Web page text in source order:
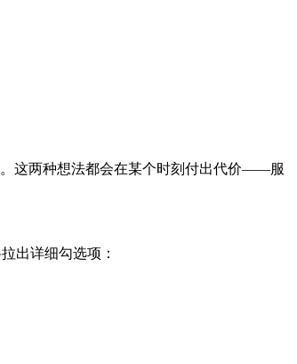
。这两种想法都会在某个时刻付出代价——服
出详细勾选项：